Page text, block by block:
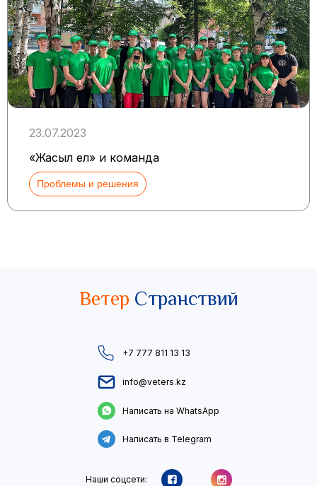
23.07.2023
«Жасыл ел» и команда
Проблемы и решения
Ветер Странствий
+7 777 811 13 13
info@veters.kz
Написать на WhatsApp
Написать в Telegram
Наши соцсети: